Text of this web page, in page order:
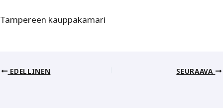
Tampereen kauppakamari
EDELLINEN SEURAAVA